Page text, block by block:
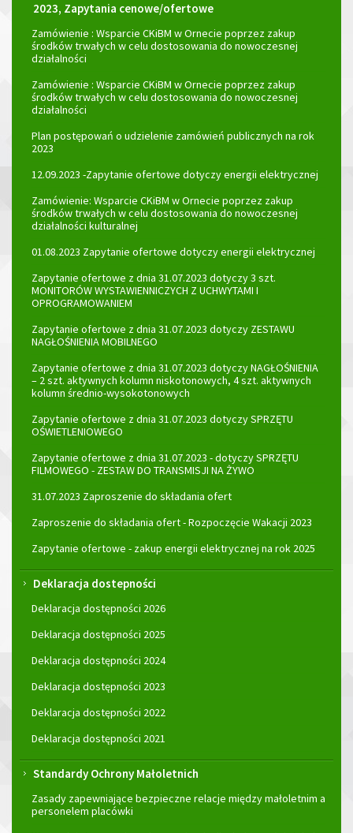
2023, Zapytania cenowe/ofertowe
Zamówienie : Wsparcie CKiBM w Ornecie poprzez zakup
środków trwałych w celu dostosowania do nowoczesnej
działalności
Zamówienie : Wsparcie CKiBM w Ornecie poprzez zakup
środków trwałych w celu dostosowania do nowoczesnej
działalności
Plan postępowań o udzielenie zamówień publicznych na rok
2023
12.09.2023 -Zapytanie ofertowe dotyczy energii elektrycznej
Zamówienie: Wsparcie CKiBM w Ornecie poprzez zakup
środków trwałych w celu dostosowania do nowoczesnej
działalności kulturalnej
01.08.2023 Zapytanie ofertowe dotyczy energii elektrycznej
Zapytanie ofertowe z dnia 31.07.2023 dotyczy 3 szt.
MONITORÓW WYSTAWIENNICZYCH Z UCHWYTAMI I
OPROGRAMOWANIEM
Zapytanie ofertowe z dnia 31.07.2023 dotyczy ZESTAWU
NAGŁOŚNIENIA MOBILNEGO
Zapytanie ofertowe z dnia 31.07.2023 dotyczy NAGŁOŚNIENIA
– 2 szt. aktywnych kolumn niskotonowych, 4 szt. aktywnych
kolumn średnio-wysokotonowych
Zapytanie ofertowe z dnia 31.07.2023 dotyczy SPRZĘTU
OŚWIETLENIOWEGO
Zapytanie ofertowe z dnia 31.07.2023 - dotyczy SPRZĘTU
FILMOWEGO - ZESTAW DO TRANSMISJI NA ŻYWO
31.07.2023 Zaproszenie do składania ofert
Zaproszenie do składania ofert - Rozpoczęcie Wakacji 2023
Zapytanie ofertowe - zakup energii elektrycznej na rok 2025
Deklaracja dostepności
Deklaracja dostępności 2026
Deklaracja dostępności 2025
Deklaracja dostępności 2024
Deklaracja dostępności 2023
Deklaracja dostępności 2022
Deklaracja dostępności 2021
Standardy Ochrony Małoletnich
Zasady zapewniające bezpieczne relacje między małoletnim a
personelem placówki